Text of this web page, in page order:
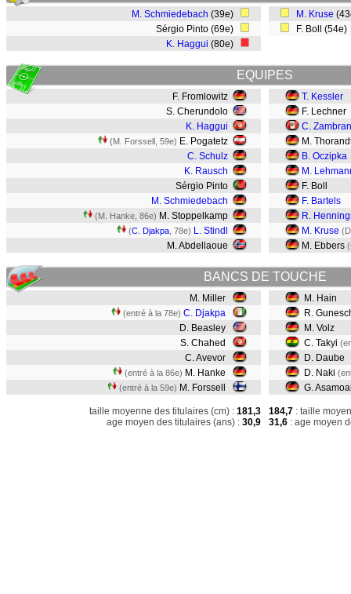
M. Schmiedebach (39e)
Sérgio Pinto (69e)
K. Haggui (80e)
M. Kruse
F. Boll (54e)
EQUIPES
F. Fromlowitz
S. Cherundolo
K. Haggui
(M. Forssell, 59e) E. Pogatetz
C. Schulz
K. Rausch
Sérgio Pinto
M. Schmiedebach
(M. Hanke, 86e) M. Stoppelkamp
(C. Djakpa , 78e) L. Stindl
M. Abdellaoue
T. Kessler
F. Lechner
C.
M.
B. Oczipka
M.
F. Boll
F. Bartels
R.
M. Kruse
M. Ebbers
BANCS DE TOUCHE
M. Miller
(entré à la 78e) C. Djakpa
D. Beasley
S. Chahed
C. Avevor
(entré à la 86e) M. Hanke
(entré à la 59e) M. Forssell
taille moyenne des titulaires (cm) : 181,3
age moyen des titulaires (ans) : 30,9
M. Hain
R.
M. Volz
C. Takyi
D. Daube
D. Naki
G.
184,7 : taille
31,6 : age moyen